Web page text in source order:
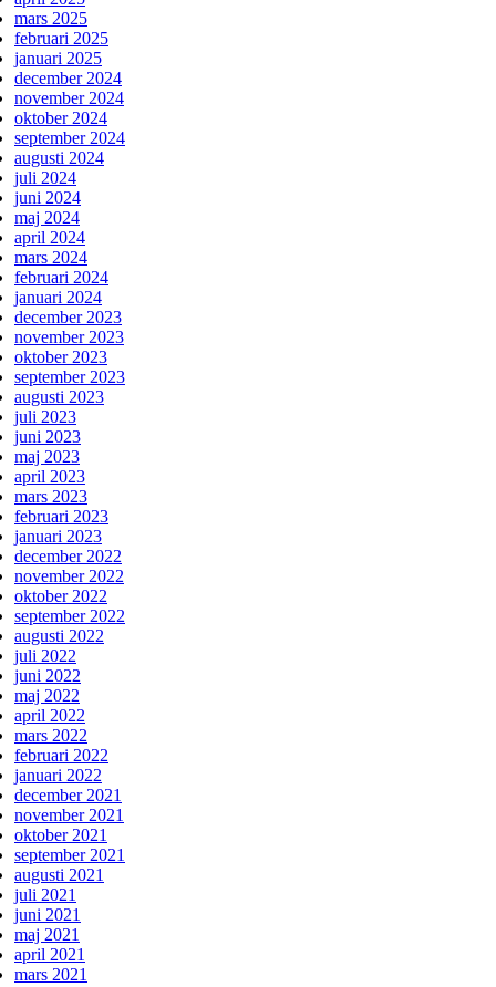
mars 2025
februari 2025
januari 2025
december 2024
november 2024
oktober 2024
september 2024
augusti 2024
juli 2024
juni 2024
maj 2024
april 2024
mars 2024
februari 2024
januari 2024
december 2023
november 2023
oktober 2023
september 2023
augusti 2023
juli 2023
juni 2023
maj 2023
april 2023
mars 2023
februari 2023
januari 2023
december 2022
november 2022
oktober 2022
september 2022
augusti 2022
juli 2022
juni 2022
maj 2022
april 2022
mars 2022
februari 2022
januari 2022
december 2021
november 2021
oktober 2021
september 2021
augusti 2021
juli 2021
juni 2021
maj 2021
april 2021
mars 2021